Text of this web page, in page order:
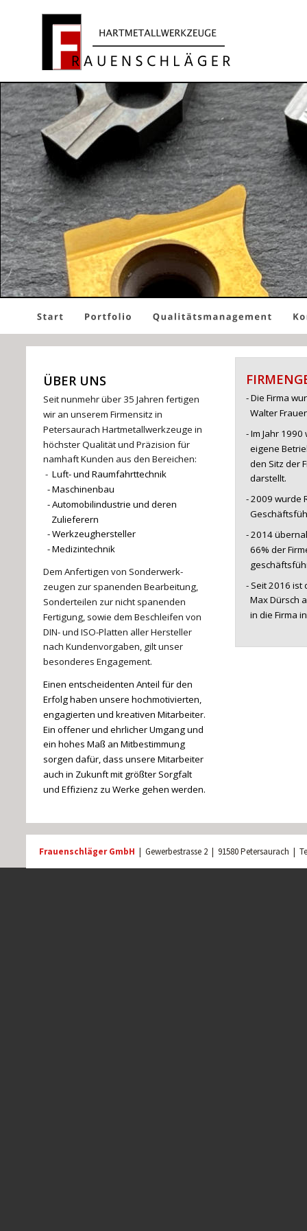
ÜBER UNS
Seit nunmehr über 35 Jahren fertigen
wir an unserem Firmensitz in
Petersaurach Hartmetallwerkzeuge in
höchster Qualität und Präzision für
namhaft Kunden aus den Bereichen:
- Luft- und Raumfahrttechnik
  - Maschinenbau
  - Automobilindustrie und deren
    Zulieferern
  - Werkzeughersteller
  - Medizintechnik
Dem Anfertigen von Sonderwerk-
zeugen zur spanenden Bearbeitung,
Sonderteilen zur nicht spanenden
Fertigung, sowie dem Beschleifen von
DIN- und ISO-Platten aller Hersteller
nach Kundenvorgaben, gilt unser
besonderes Engagement.
Einen entscheidenten Anteil für den
Erfolg haben unsere hochmotivierten,
engagierten und kreativen Mitarbeiter.
Ein offener und ehrlicher Umgang und
ein hohes Maß an Mitbestimmung
sorgen dafür, dass unsere Mitarbeiter
auch in Zukunft mit größter Sorgfalt
und Effizienz zu Werke gehen werden.
- Die Firma
Walter
- Im Jahr
eigene
den Sitz
  darstellt.
- 2009 wurde
- 2014
66% der
- Seit 2016
Max Dürsch
in die Firma
Frauenschläger GmbH | Gewerbestrasse 2  |  91580 Petersaurach  |